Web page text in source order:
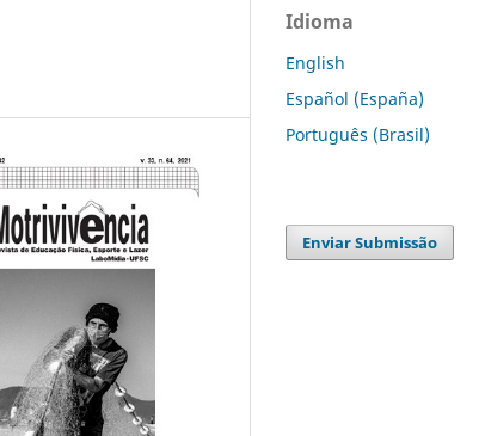
Idioma
English
Español (España)
Português (Brasil)
Enviar Submissão